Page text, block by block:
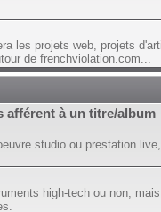
les projets web, projets
de frenchviolation.com...
afférent à un titre/album
studio ou prestation
high-tech ou non,